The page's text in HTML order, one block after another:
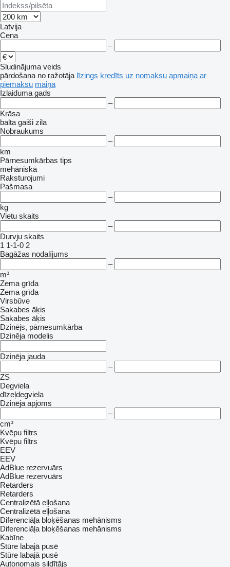
Latvija
Cena
–
Sludinājuma veids
pārdošana no ražotāja līzings kredīts uz nomaksu apmaiņa ar
piemaksu maiņa
Izlaiduma gads
–
Krāsa
balta gaiši zila
Nobraukums
–
km
Pārnesumkārbas tips
mehāniskā
Raksturojumi
Pašmasa
–
kg
Vietu skaits
–
Durvju skaits
1 1-1-0 2
Bagāžas nodalījums
–
m³
Zema grīda
Zema grīda
Virsbūve
Sakabes āķis
Sakabes āķis
Dzinējs, pārnesumkārba
Dzinēja modelis
Dzinēja jauda
–
ZS
Degviela
dīzeļdegviela
Dzinēja apjoms
–
cm³
Kvēpu filtrs
Kvēpu filtrs
EEV
EEV
AdBlue rezervuārs
AdBlue rezervuārs
Retarders
Retarders
Centralizētā eļļošana
Centralizētā eļļošana
Diferenciāļa bloķēšanas mehānisms
Diferenciāļa bloķēšanas mehānisms
Kabīne
Stūre labajā pusē
Stūre labajā pusē
Autonomais sildītājs